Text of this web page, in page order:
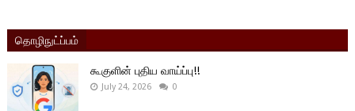
தொழிநுட்ப்பம்
கூகுளின் புதிய வாய்ப்பு!!
July 24, 2026 0